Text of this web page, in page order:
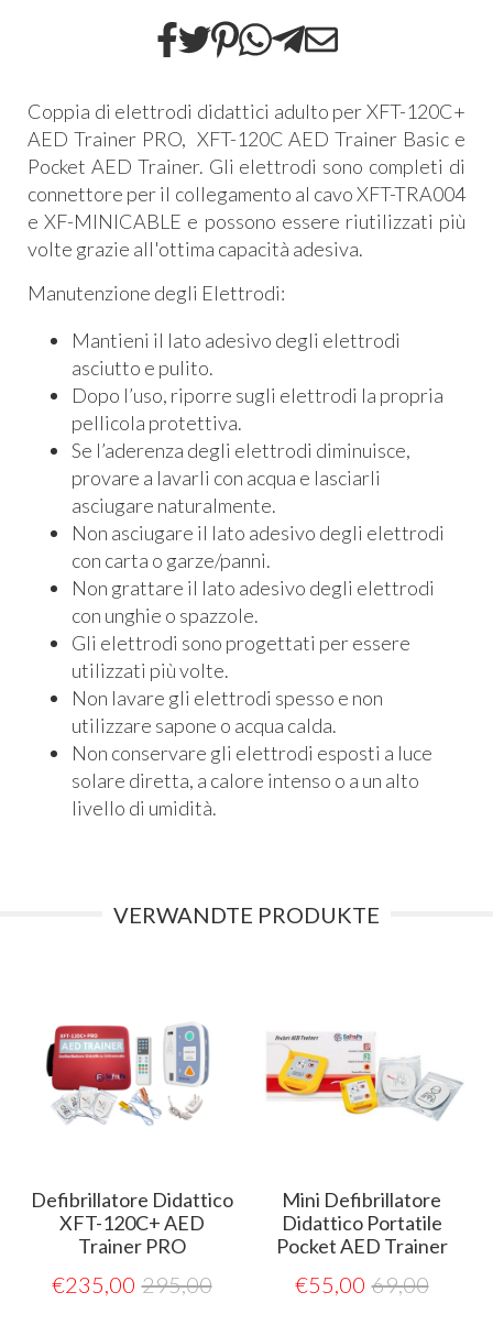
Coppia di elettrodi didattici adulto per XFT-120C+
AED Trainer PRO, XFT-120C AED Trainer Basic e
Pocket AED Trainer. Gli elettrodi sono completi di
connettore per il collegamento al cavo XFT-TRA004
e XF-MINICABLE e possono essere riutilizzati più
volte grazie all'ottima capacità adesiva.
Manutenzione degli Elettrodi:
Mantieni il lato adesivo degli elettrodi
asciutto e pulito.
Dopo l’uso, riporre sugli elettrodi la propria
pellicola protettiva.
Se l’aderenza degli elettrodi diminuisce,
provare a lavarli con acqua e lasciarli
asciugare naturalmente.
Non asciugare il lato adesivo degli elettrodi
con carta o garze/panni.
Non grattare il lato adesivo degli elettrodi
con unghie o spazzole.
Gli elettrodi sono progettati per essere
utilizzati più volte.
Non lavare gli elettrodi spesso e non
utilizzare sapone o acqua calda.
Non conservare gli elettrodi esposti a luce
solare diretta, a calore intenso o a un alto
livello di umidità.
VERWANDTE PRODUKTE
Defibrillatore Didattico
XFT-120C+ AED
Trainer PRO
€235,00 295,00
Mini Defibrillatore
Didattico Portatile
Pocket AED Trainer
€55,00 69,00